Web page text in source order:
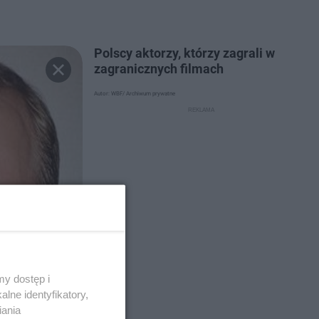
Polscy aktorzy, którzy zagrali w
zagranicznych filmach
Autor: WBF/ Archiwum prywatne
dostęp i
identyfikatory,